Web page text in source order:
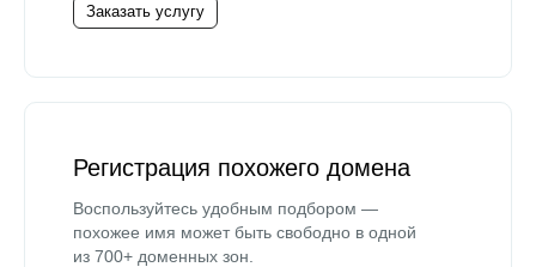
Заказать услугу
Регистрация похожего домена
Воспользуйтесь удобным подбором —
похожее имя может быть свободно в одной
из 700+ доменных зон.